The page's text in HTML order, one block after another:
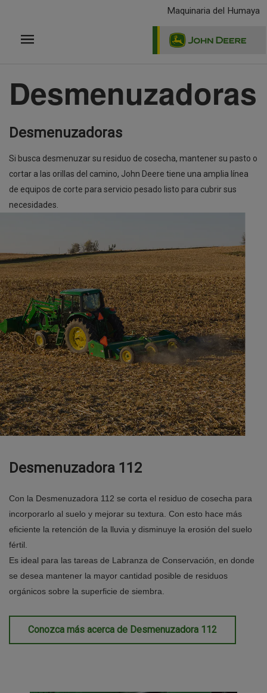
principal
Maquinaria del Humaya
Desmenuzadoras
Desmenuzadoras
Si busca desmenuzar su residuo de cosecha, mantener su pasto o
cortar a las orillas del camino, John Deere tiene una amplia línea
de equipos de corte para servicio pesado listo para cubrir sus
necesidades.
Desmenuzadora 112
Con la Desmenuzadora 112 se corta el residuo de cosecha para
incorporarlo al suelo y mejorar su textura. Con esto hace más
eficiente la retención de la lluvia y disminuye la erosión del suelo
fértil.
Es ideal para las tareas de Labranza de Conservación, en donde
se desea mantener la mayor cantidad posible de residuos
orgánicos sobre la superficie de siembra.
Conozca más acerca de Desmenuzadora 112